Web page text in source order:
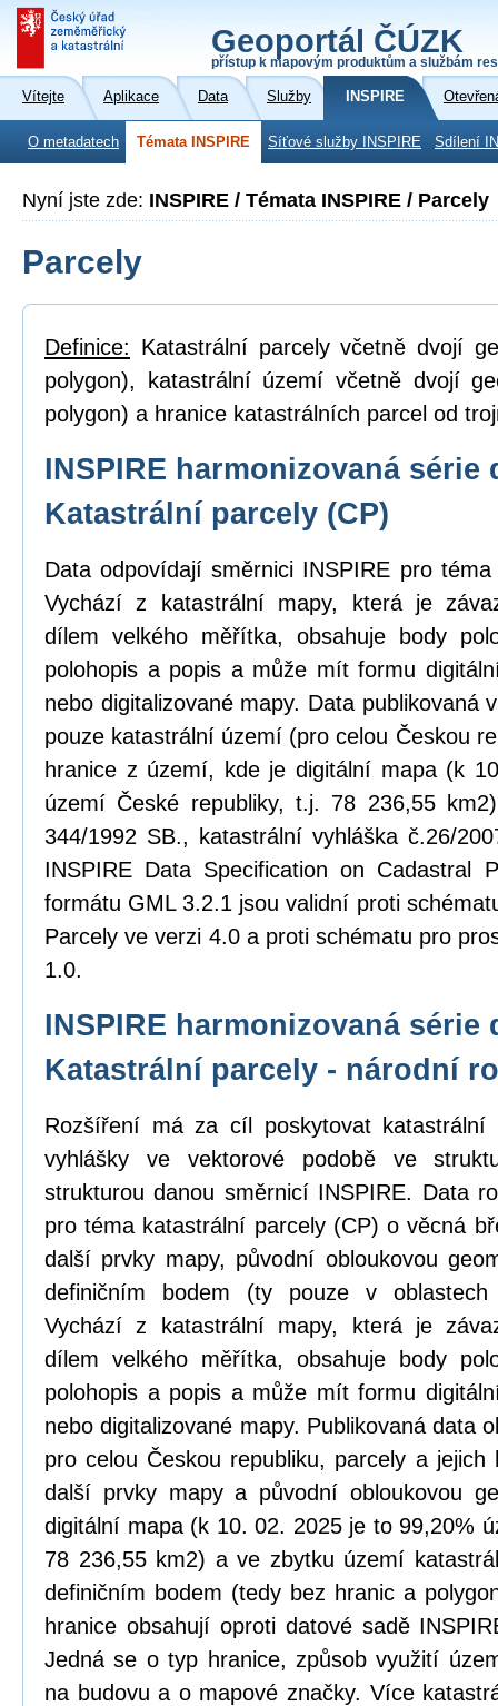
Geoportál ČÚZK
přístup k mapovým produktům a službám
Vítejte Aplikace Data Služby INSPIRE
O metadatech Témata INSPIRE Síťové služby INSPIRE Sdílení
Nyní jste zde: INSPIRE / Témata INSPIRE / Parcely
Parcely
Definice: Katastrální parcely včetně dvojí
polygon), katastrální území včetně dvojí
polygon) a hranice katastrálních parcel od
INSPIRE harmonizovaná série
Katastrální parcely (CP)
Data odpovídají směrnici INSPIRE pro
Vychází z katastrální mapy, která je
dílem velkého měřítka, obsahuje body
polohopis a popis a může mít formu
nebo digitalizované mapy. Data publikovaná
pouze katastrální území (pro celou Českou
hranice z území, kde je digitální mapa (k
území České republiky, t.j. 78 236,55
344/1992 SB., katastrální vyhláška č.26/
INSPIRE Data Specification on Cadastral
formátu GML 3.2.1 jsou validní proti
Parcely ve verzi 4.0 a proti schématu pro
1.0.
INSPIRE harmonizovaná série
Katastrální parcely - národní
Rozšíření má za cíl poskytovat katastrální
vyhlášky ve vektorové podobě ve
strukturou danou směrnicí INSPIRE. Data
pro téma katastrální parcely (CP) o věcná
další prvky mapy, původní obloukovou
definičním bodem (ty pouze v
Vychází z katastrální mapy, která je
dílem velkého měřítka, obsahuje body
polohopis a popis a může mít formu
nebo digitalizované mapy. Publikovaná data
pro celou Českou republiku, parcely a jejich
další prvky mapy a původní obloukovou
digitální mapa (k 10. 02. 2025 je to 99,20%
78 236,55 km2) a ve zbytku území
definičním bodem (tedy bez hranic a
hranice obsahují oproti datové sadě
Jedná se o typ hranice, způsob využití
na budovu a o mapové značky. Více